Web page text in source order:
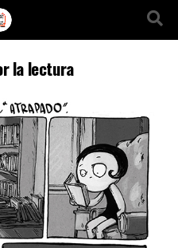
la lectura
móvil